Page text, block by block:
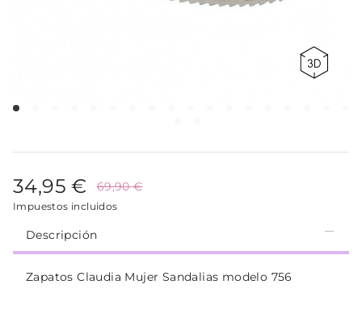
34,95 € 69,90 €
Impuestos incluidos
Descripción
Zapatos Claudia Mujer Sandalias modelo 756